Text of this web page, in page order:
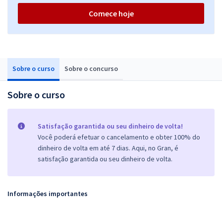
Sobre o curso Sobre o concurso
Sobre o curso
Satisfação garantida ou seu dinheiro de volta!
Você poderá efetuar o cancelamento e obter 100% do
dinheiro de volta em até 7 dias. Aqui, no Gran, é
satisfação garantida ou seu dinheiro de volta.
Informações importantes
Comece hoje